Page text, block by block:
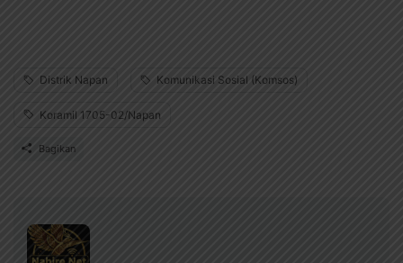
Distrik Napan Komunikasi Sosial (Komsos)
Koramil 1705-02/Napan
Bagikan